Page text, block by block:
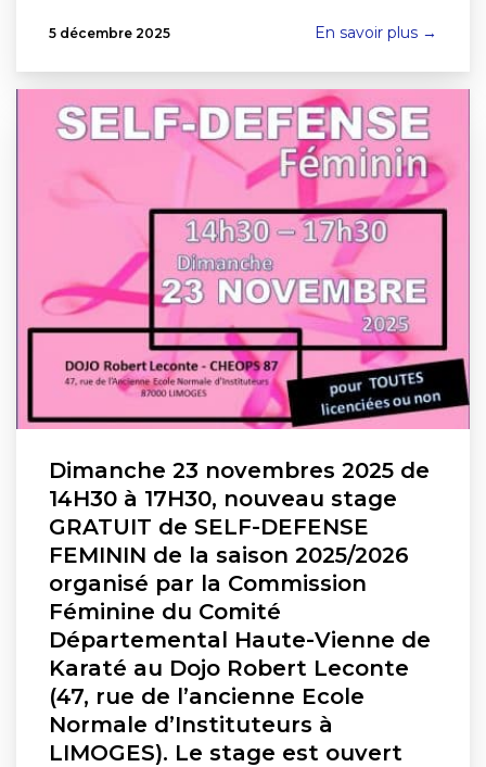
5 décembre 2025 En savoir plus →
Dimanche 23 novembres 2025 de
14H30 à 17H30, nouveau stage
GRATUIT de SELF-DEFENSE
FEMININ de la saison 2025/2026
organisé par la Commission
Féminine du Comité
Départemental Haute-Vienne de
Karaté au Dojo Robert Leconte
(47, rue de l’ancienne Ecole
Normale d’Instituteurs à
LIMOGES). Le stage est ouvert